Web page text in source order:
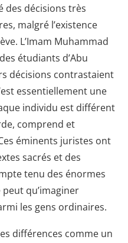
des décisions très
malgré l’existence
L’Imam Muhammad
étudiants d’Abu
décisions contrastaient
essentiellement une
individu est différent
comprend et
éminents juristes ont
sacrés et des
tenu des énormes
qu’imaginer
les gens ordinaires.
différences comme un